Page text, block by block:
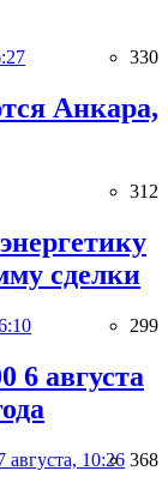
330
Анкара,
312
сделки
299
6 августа
августа, 10:26 368